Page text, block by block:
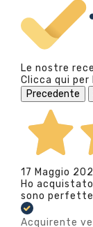
Le nostre
Clicca qui
Precedente
17 Maggio
Ho
sono
Acquirente